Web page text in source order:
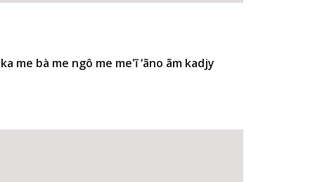
me bà me ngô me me'ĩ ‘ãno ãm kadjy